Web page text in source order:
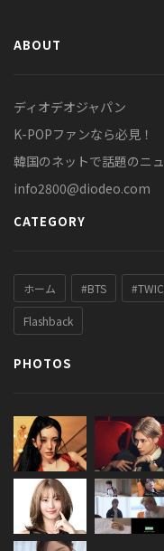
ABOUT
ディオデオジャパン
K-POPファンなら必見！
韓国のネットで話題のニ
info2800@diodeo.com
CATEGORY
ホーム #BTS
Flashback
PHOTOS